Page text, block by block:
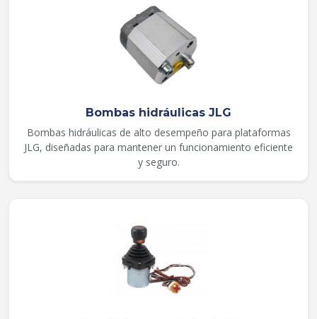
Bombas hidráulicas JLG
Bombas hidráulicas de alto desempeño para plataformas
JLG, diseñadas para mantener un funcionamiento eficiente
y seguro.